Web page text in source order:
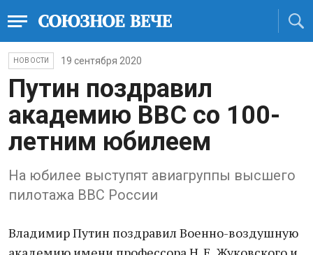
НОВОСТИ 19 сентября 2020
Путин поздравил
академию ВВС со 100-
летним юбилеем
На юбилее выступят авиагруппы высшего
пилотажа ВВС России
Владимир Путин поздравил Военно-воздушную